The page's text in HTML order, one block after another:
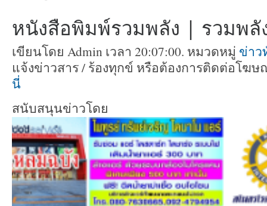
หนังสือพิมพ์รวมพลัง | รวมพลั
เขียนโดย Admin เวลา 20:07:00. หมวดหมู่ ข่าว
แจ้งข่าวสาร / ร้องทุกข์ หรือต้องการติดต่อโฆ
นี่
สนับสนุนข่าวโดย